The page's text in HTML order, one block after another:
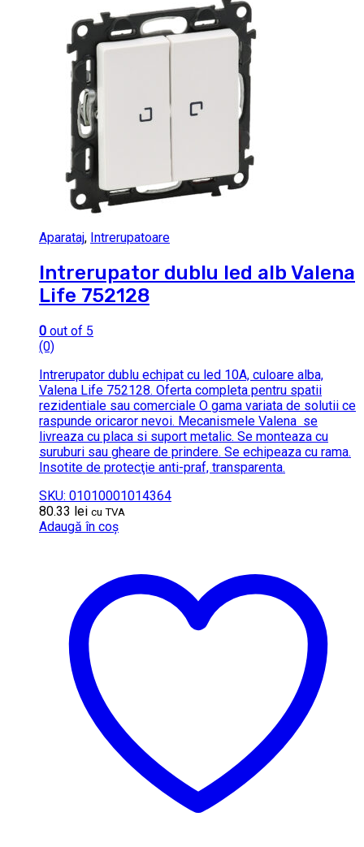
Aparataj, Intrerupatoare
Intrerupator dublu led alb Valena
Life 752128
0 out of 5
(0)
Intrerupator dublu echipat cu led 10A, culoare alba,
Valena Life 752128. Oferta completa pentru spatii
rezidentiale sau comerciale O gama variata de solutii ce
raspunde oricaror nevoi. Mecanismele Valena se
livreaza cu placa si suport metalic. Se monteaza cu
suruburi sau gheare de prindere. Se echipeaza cu rama.
Insotite de protecţie anti-praf, transparenta.
SKU: 01010001014364
80.33 lei cu TVA
Adaugă în coș